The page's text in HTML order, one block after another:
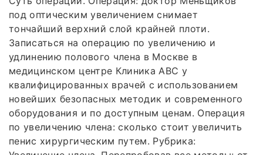
под оптическим увеличением снимает
тончайший верхний слой крайней плоти.
Записаться на операцию по увеличению и
удлинению полового члена в Москве в
медицинском центре Клиника ABC у
квалифицированных врачей с использованием
новейших безопасных методик и современного
оборудования и по доступным ценам. Операция
по увеличению члена: сколько стоит увеличить
пенис хирургическим путем. Рубрика: